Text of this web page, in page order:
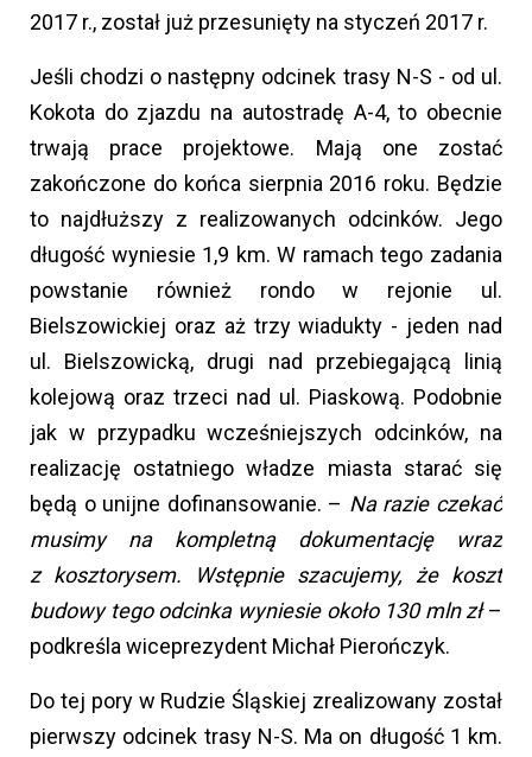
2017 r., został już przesunięty na styczeń 2017 r.
Jeśli chodzi o następny odcinek trasy N-S - od ul.
Kokota do zjazdu na autostradę A-4, to obecnie
trwają prace projektowe. Mają one zostać
zakończone do końca sierpnia 2016 roku. Będzie
to najdłuższy z realizowanych odcinków. Jego
długość wyniesie 1,9 km. W ramach tego zadania
powstanie również rondo w rejonie ul.
Bielszowickiej oraz aż trzy wiadukty - jeden nad
ul. Bielszowicką, drugi nad przebiegającą linią
kolejową oraz trzeci nad ul. Piaskową. Podobnie
jak w przypadku wcześniejszych odcinków, na
realizację ostatniego władze miasta starać się
będą o unijne dofinansowanie. – Na razie czekać
musimy na kompletną dokumentację wraz
z kosztorysem. Wstępnie szacujemy, że koszt
budowy tego odcinka wyniesie około 130 mln zł–
podkreśla wiceprezydent Michał Pierończyk.
Do tej pory w Rudzie Śląskiej zrealizowany został
pierwszy odcinek trasy N-S. Ma on długość 1 km.